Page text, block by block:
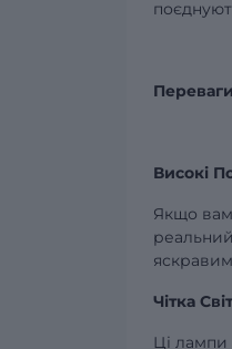
Високі
Якщо вам
Чітка
Ці лампи